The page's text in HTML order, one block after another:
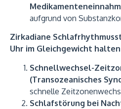
aufgrund von
Zirkadiane
Uhr im Gleichgewicht halten
Schnellwechsel-
(Transozeanisches
schnelle
Schlafstörung bei